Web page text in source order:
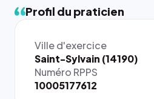
Profil du praticien
Ville d'exercice
Saint-Sylvain (14190)
Numéro RPPS
10005177612
{# 40×40
: la taille
rendue par
`.profile-